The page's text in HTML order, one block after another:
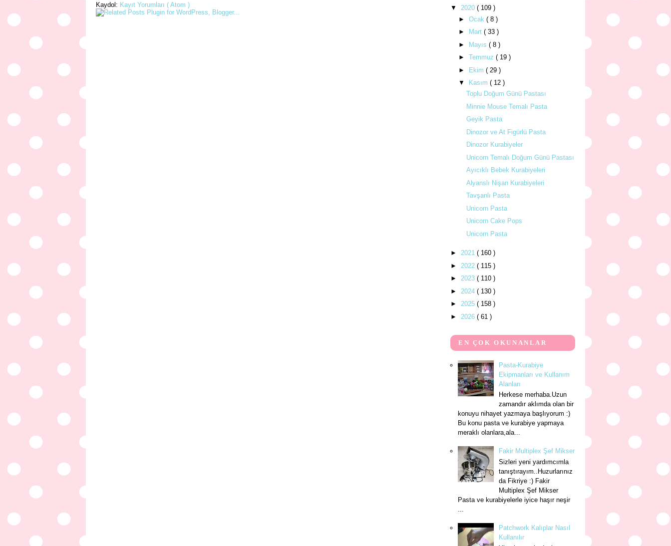
Kaydol: Kayıt Yorumları ( Atom )
▼ 2020 ( 109 )
► Ocak ( 8 )
►
Mart ( 33 )
► Mayıs ( 8 )
► Temmuz ( 19 )
► Ekim ( 29 )
▼
Kasım ( 12 )
Toplu Doğum Günü Pastası
Minnie Mouse Temalı Pasta
Geyik Pasta
Dinozor ve At Figürlü Pasta
Dinozor Kurabiyeler
Unicorn Temalı Doğum Günü Pastası
Ayıcıklı Bebek Kurabiyeleri
Alyanslı Nişan Kurabiyeleri
Tavşanlı Pasta
Unicorn Pasta
Unicorn Cake Pops
Unicorn Pasta
► 2021 ( 160 )
► 2022 ( 115 )
► 2023 ( 110 )
► 2024 ( 130 )
► 2025 ( 158 )
► 2026 ( 61 )
EN ÇOK OKUNANLAR
Pasta-Kurabiye
Ekipmanları ve Kullanım
Alanları
Herkese merhaba.Uzun
zamandır aklımda olan bir
konuyu nihayet yazmaya başlıyorum :)
Bu konu pasta ve kurabiye yapmaya
meraklı olanlara,ala...
Fakir Multiplex Şef Mikser
Sizleri yeni yardımcımla
tanıştırayım..Huzurlarınız
da Fikriye :) Fakir
Multiplex Şef Mikser
Pasta ve kurabiyelerle iyice haşır neşir
Patchwork Kalıplar Nasıl
Kullanılır